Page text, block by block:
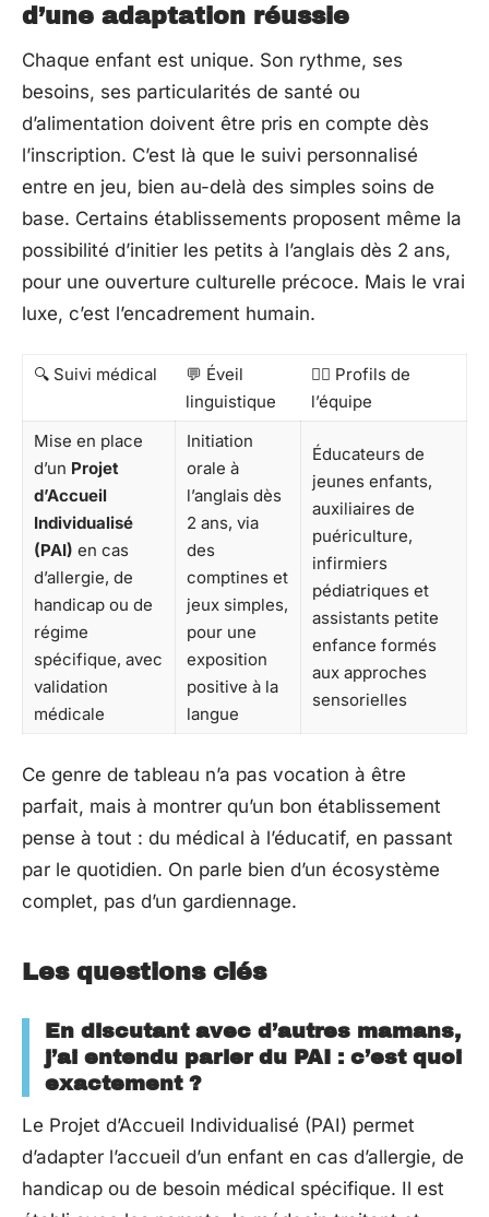
d’une adaptation réussie
Chaque enfant est unique. Son rythme, ses
besoins, ses particularités de santé ou
d’alimentation doivent être pris en compte dès
l’inscription. C’est là que le suivi personnalisé
entre en jeu, bien au-delà des simples soins de
base. Certains établissements proposent même la
possibilité d’initier les petits à l’anglais dès 2 ans,
pour une ouverture culturelle précoce. Mais le vrai
luxe, c’est l’encadrement humain.
🔍 Suivi médical
💬 Éveil
linguistique
👩‍⚕️ Profils de
l’équipe
Mise en place
d’un Projet
d’Accueil
Individualisé
(PAI) en cas
d’allergie, de
handicap ou de
régime
spécifique, avec
validation
médicale
Initiation
orale à
l’anglais dès
2 ans, via
des
comptines et
jeux simples,
pour une
exposition
positive à la
langue
Éducateurs de
jeunes enfants,
auxiliaires de
puériculture,
infirmiers
pédiatriques et
assistants petite
enfance formés
aux approches
sensorielles
Ce genre de tableau n’a pas vocation à être
parfait, mais à montrer qu’un bon établissement
pense à tout : du médical à l’éducatif, en passant
par le quotidien. On parle bien d’un écosystème
complet, pas d’un gardiennage.
Les questions clés
En discutant avec d’autres mamans,
j’ai entendu parler du PAI : c’est quoi
exactement ?
Le Projet d’Accueil Individualisé (PAI) permet
d’adapter l’accueil d’un enfant en cas d’allergie, de
handicap ou de besoin médical spécifique. Il est